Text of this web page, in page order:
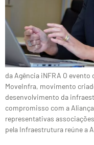
da Agência iNFRA O
MoveInfra, movimento
desenvolvimento da
compromisso com a
representativas
pela Infraestrutura reúne a